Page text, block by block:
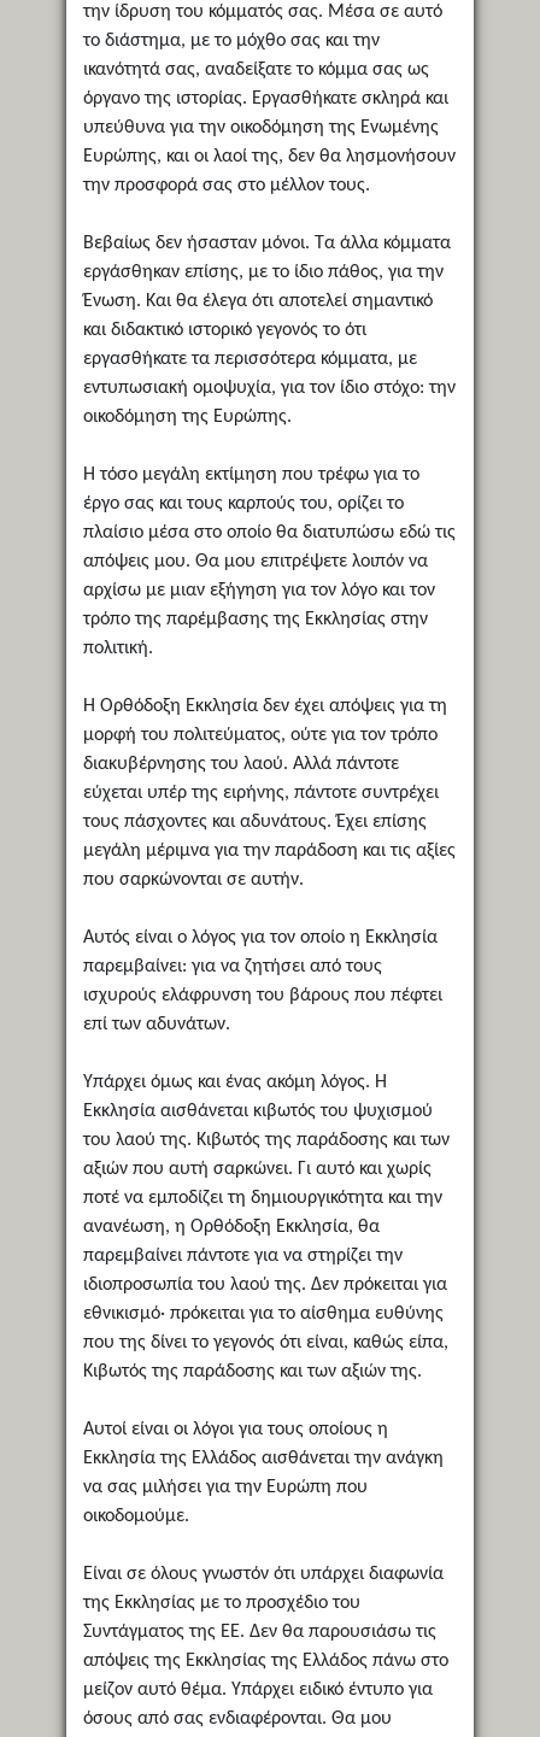
την ίδρυση του κόμματός σας. Μέσα σε αυτό
το διάστημα, με το μόχθο σας και την
ικανότητά σας, αναδείξατε το κόμμα σας ως
όργανο της ιστορίας. Εργασθήκατε σκληρά και
υπεύθυνα για την οικοδόμηση της Ενωμένης
Ευρώπης, και οι λαοί της, δεν θα λησμονήσουν
την προσφορά σας στο μέλλον τους.
Βεβαίως δεν ήσασταν μόνοι. Τα άλλα κόμματα
εργάσθηκαν επίσης, με το ίδιο πάθος, για την
Ένωση. Και θα έλεγα ότι αποτελεί σημαντικό
και διδακτικό ιστορικό γεγονός το ότι
εργασθήκατε τα περισσότερα κόμματα, με
εντυπωσιακή ομοψυχία, για τον ίδιο στόχο: την
οικοδόμηση της Ευρώπης.
Η τόσο μεγάλη εκτίμηση που τρέφω για το
έργο σας και τους καρπούς του, ορίζει το
πλαίσιο μέσα στο οποίο θα διατυπώσω εδώ τις
απόψεις μου. Θα μου επιτρέψετε λοιπόν να
αρχίσω με μιαν εξήγηση για τον λόγο και τον
τρόπο της παρέμβασης της Εκκλησίας στην
πολιτική.
Η Ορθόδοξη Εκκλησία δεν έχει απόψεις για τη
μορφή του πολιτεύματος, ούτε για τον τρόπο
διακυβέρνησης του λαού. Αλλά πάντοτε
εύχεται υπέρ της ειρήνης, πάντοτε συντρέχει
τους πάσχοντες και αδυνάτους. Έχει επίσης
μεγάλη μέριμνα για την παράδοση και τις αξίες
που σαρκώνονται σε αυτήν.
Αυτός είναι ο λόγος για τον οποίο η Εκκλησία
παρεμβαίνει: για να ζητήσει από τους
ισχυρούς ελάφρυνση του βάρους που πέφτει
επί των αδυνάτων.
Υπάρχει όμως και ένας ακόμη λόγος. Η
Εκκλησία αισθάνεται κιβωτός του ψυχισμού
του λαού της. Κιβωτός της παράδοσης και των
αξιών που αυτή σαρκώνει. Γι αυτό και χωρίς
ποτέ να εμποδίζει τη δημιουργικότητα και την
ανανέωση, η Ορθόδοξη Εκκλησία, θα
παρεμβαίνει πάντοτε για να στηρίζει την
ιδιοπροσωπία του λαού της. Δεν πρόκειται για
εθνικισμό· πρόκειται για το αίσθημα ευθύνης
που της δίνει το γεγονός ότι είναι, καθώς είπα,
Κιβωτός της παράδοσης και των αξιών της.
Αυτοί είναι οι λόγοι για τους οποίους η
Εκκλησία της Ελλάδος αισθάνεται την ανάγκη
να σας μιλήσει για την Ευρώπη που
οικοδομούμε.
Είναι σε όλους γνωστόν ότι υπάρχει διαφωνία
της Εκκλησίας με το προσχέδιο του
Συντάγματος της ΕΕ. Δεν θα παρουσιάσω τις
απόψεις της Εκκλησίας της Ελλάδος πάνω στο
μείζον αυτό θέμα. Υπάρχει ειδικό έντυπο για
όσους από σας ενδιαφέρονται. Θα μου